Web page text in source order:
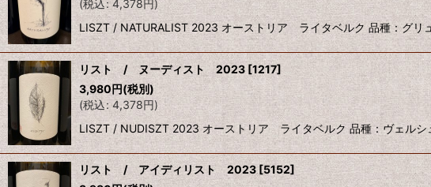
(税込: 4,378円)
LISZT / NATURALIST 2023 オーストリア ライタベルク 品種：グ
リスト / ヌーディスト 2023 [1217]
3,980円(税別)
(税込: 4,378円)
LISZT / NUDISZT 2023 オーストリア ライタベルク 品種：ヴェル
リスト / アイディリスト 2023 [5152]